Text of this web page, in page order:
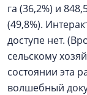
га (36,2%) и
(49,8%).
доступе нет.
сельскому
состоянии эта
волшебный